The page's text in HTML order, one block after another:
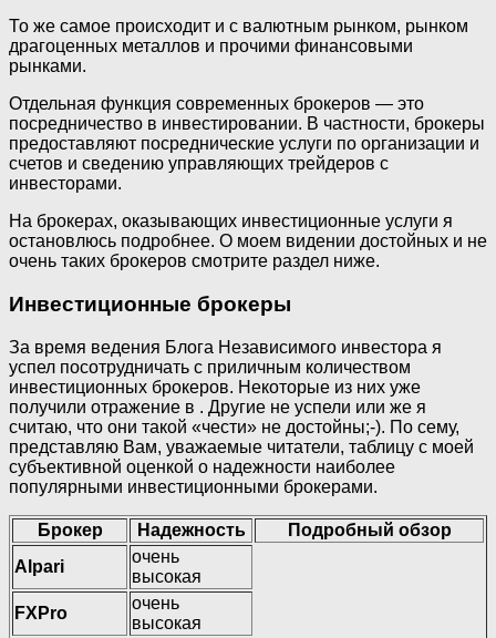
То же самое происходит и с валютным рынком, рынком
драгоценных металлов и прочими финансовыми
рынками.
Отдельная функция современных брокеров — это
посредничество в инвестировании. В частности, брокеры
предоставляют посреднические услуги по организации и
счетов и сведению управляющих трейдеров с
инвесторами.
На брокерах, оказывающих инвестиционные услуги я
остановлюсь подробнее. О моем видении достойных и не
очень таких брокеров смотрите раздел ниже.
Инвестиционные брокеры
За время ведения Блога Независимого инвестора я
успел посотрудничать с приличным количеством
инвестиционных брокеров. Некоторые из них уже
получили отражение в . Другие не успели или же я
считаю, что они такой «чести» не достойны;-). По сему,
представляю Вам, уважаемые читатели, таблицу с моей
субъективной оценкой о надежности наиболее
популярными инвестиционными брокерами.
Брокер Надежность
Подробный обзор
Alpari
очень
высокая
FXPro
очень
высокая